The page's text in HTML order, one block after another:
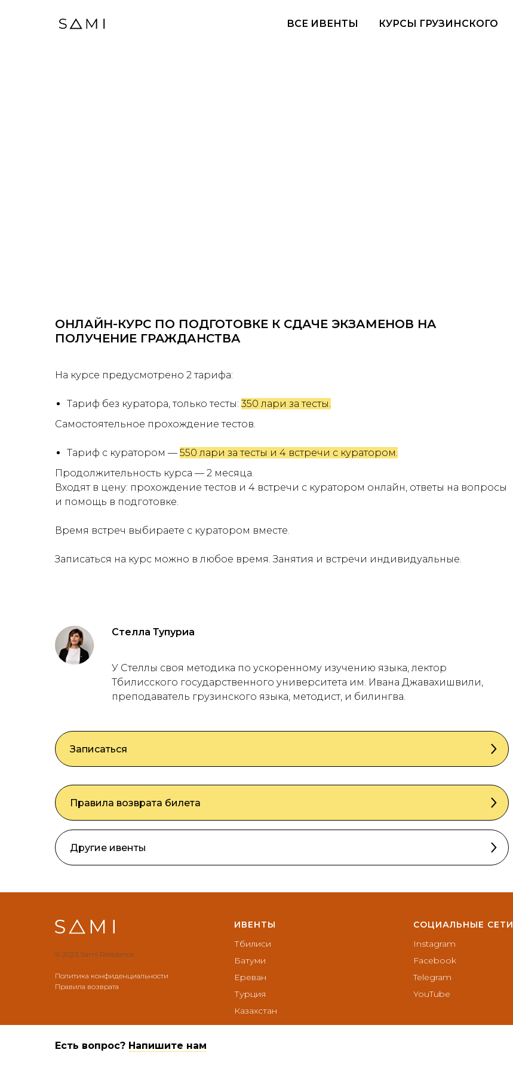
ВСЕ ИВЕНТЫ КУРСЫ ГРУЗИНСКОГО
ОНЛАЙН-КУРС ПО ПОДГОТОВКЕ К СДАЧЕ ЭКЗАМЕНОВ НА
ПОЛУЧЕНИЕ ГРАЖДАНСТВА
На курсе предусмотрено 2 тарифа:
Тариф без куратора, только тесты: 350 лари за тесты.
Самостоятельное прохождение тестов.
Тариф с куратором — 550 лари за тесты и 4 встречи с куратором.
Продолжительность курса — 2 месяца.
Входят в цену: прохождение тестов и 4 встречи с куратором онлайн, ответы на вопросы
и помощь в подготовке.
Время встреч выбираете с куратором вместе.
Записаться на курс можно в любое время. Занятия и встречи индивидуальные.
Стелла Тупуриа
У Стеллы своя методика по ускоренному изучению языка, лектор
Тбилисского государственного университета им. Ивана Джавахишвили,
преподаватель грузинского языка, методист, и билингва.
Записаться
Правила возврата билета
Другие ивенты
© 2023 Sami Residence
Политика конфиденциальности
Правила возврата
ИВЕНТЫ
Тбилиси
Батуми
Ереван
Турция
Казахстан
СОЦИАЛЬНЫЕ СЕТИ
Instagram
Facebook
Telegram
YouTube
Есть вопрос? Напишите нам